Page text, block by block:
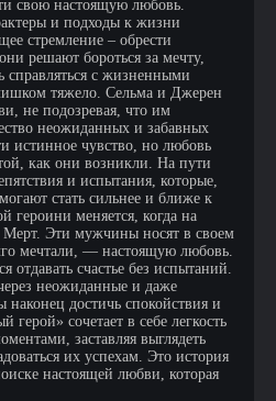
свою настоящую любовь.
и подходы к жизни
стремление – обрести
решают бороться за мечту,
с жизненными
тяжело. Сельма и Джерен
не подозревая, что им
неожиданных и забавных
истинное чувство, но любовь
как они возникли. На пути
и испытания, которые,
стать сильнее и ближе к
героини меняется, когда на
Мерт. Эти мужчины носят в своем
мечтали, — настоящую любовь.
отдавать счастье без испытаний.
неожиданные и даже
наконец достичь спокойствия и
сочетает в себе легкость
заставляя выглядеть
их успехам. Это история
настоящей любви, которая